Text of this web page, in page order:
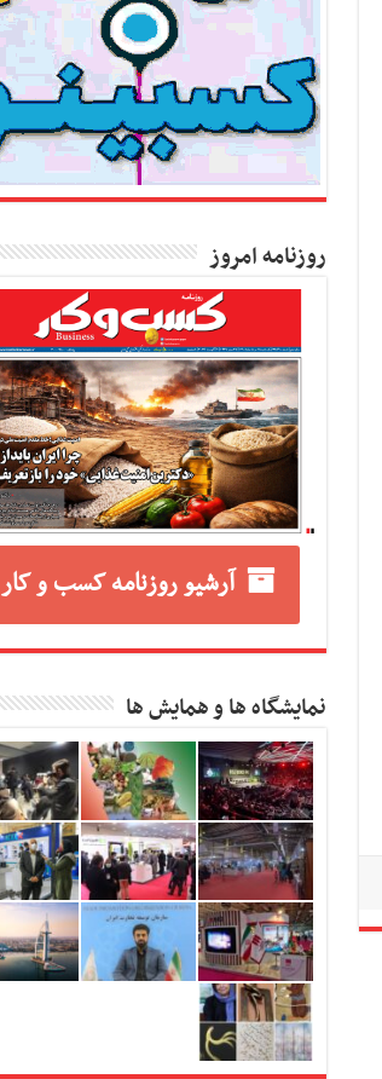
روزنامه امروز
آرشیو روزنامه کسب و کار
نمایشگاه ها و همایش ها